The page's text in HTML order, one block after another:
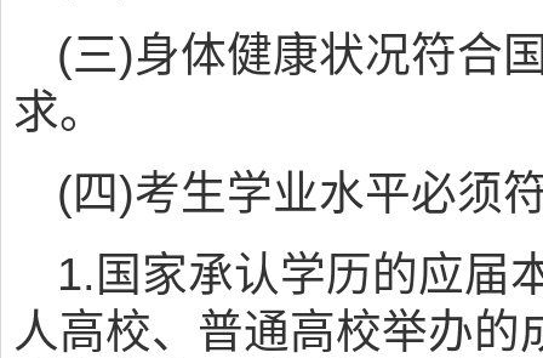
(三)身体健康状况符合
求。
(四)考生学业水平必须
1.国家承认学历的应届
人高校、普通高校举办